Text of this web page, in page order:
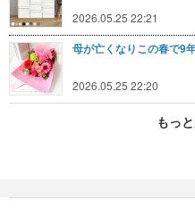
2026.05.25 22:21
母が亡くなりこの春で9
2026.05.25 22:20
もっ